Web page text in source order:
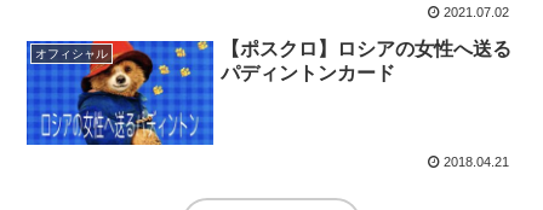
2021.07.02
オフィシャル
【ポスクロ】ロシアの女性へ送る
パディントンカード
2018.04.21